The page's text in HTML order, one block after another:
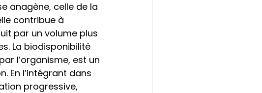
anagène, celle de la
contribue à
par un volume plus
La biodisponibilité
l’organisme, est un
En l’intégrant dans
progressive,